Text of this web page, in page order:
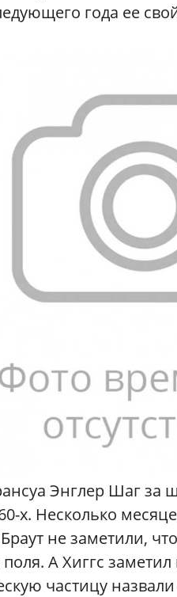
года ее
Энглер Шаг за
х. Несколько
не заметили,
А Хиггс
частицу